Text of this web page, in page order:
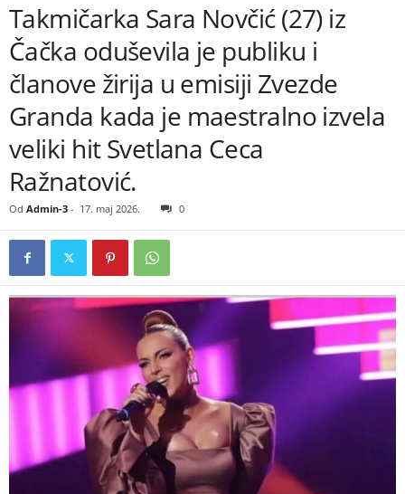
Takmičarka Sara Novčić (27) iz
Čačka oduševila je publiku i
članove žirija u emisiji Zvezde
Granda kada je maestralno izvela
veliki hit Svetlana Ceca
Ražnatović.
Od Admin-3 - 17. maj 2026. 0